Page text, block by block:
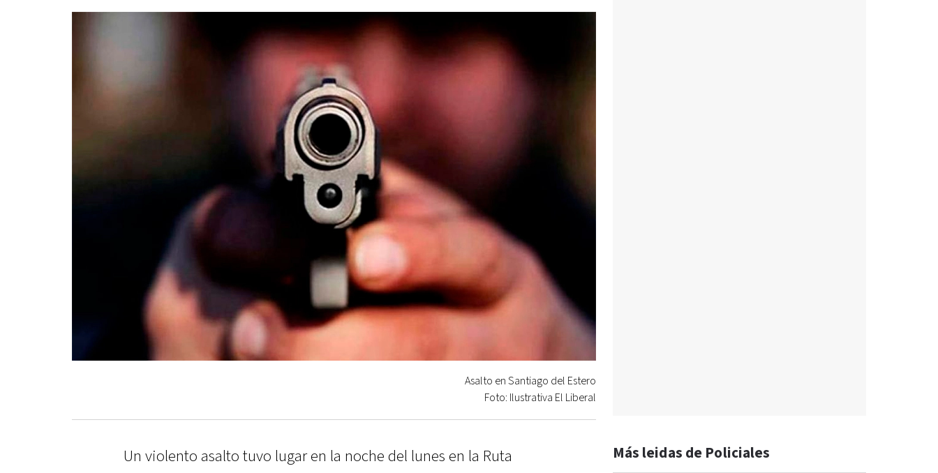
Asalto en Santiago del Estero
Foto: Ilustrativa El Liberal
Un violento asalto tuvo lugar en la noche del lunes en la Ruta
Más leidas de Policiales